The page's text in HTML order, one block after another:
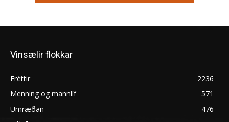
Vinsælir flokkar
Fréttir
2236
Menning og mannlíf
571
Umræðan
476